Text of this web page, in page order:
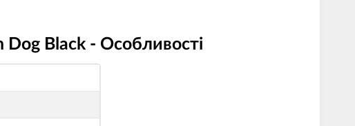
Dog Black - Особливості